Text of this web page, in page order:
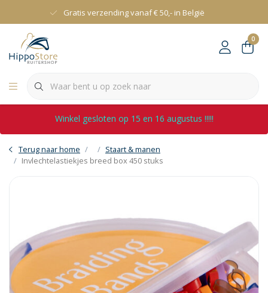
Gratis verzending vanaf € 50,- in België
0
Winkel gesloten op 15 en 16 augustus !!!!!
Terug naar home
Staart & manen
Invlechtelastiekjes breed box 450 stuks